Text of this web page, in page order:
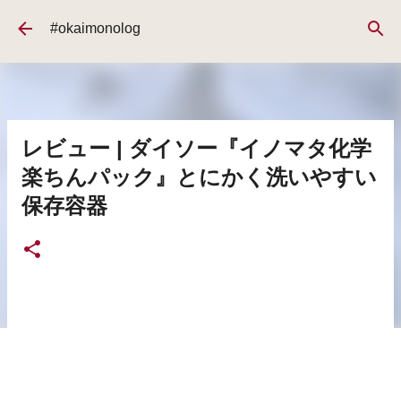
スキップしてメイン コンテンツに移動
#okaimonolog
レビュー | ダイソー『イノマタ化学
楽ちんパック』とにかく洗いやすい
保存容器